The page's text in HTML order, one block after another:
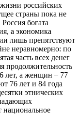
российских
страны пока не
богата
а экономика
лишь препятствуют
неравномерно: по
часть всех денег
продолжительность
лет, а женщин – 77
76 лет и 84 года
этнических
национальное